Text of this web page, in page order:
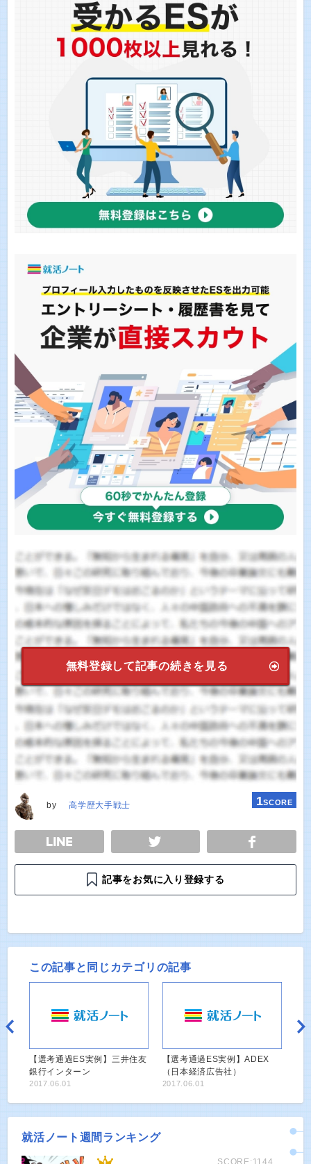
無料登録して記事の続きを見る
by 高学歴大手戦士 1SCORE
TWEET
記事をお気に入り登録する
この記事と同じカテゴリの記事
【選考通過ES実例】三井住友
銀行インターン
2017.06.01
【選考通過ES実例】ADEX
（日本経済広告社）
2017.06.01
就活ノート週間ランキング